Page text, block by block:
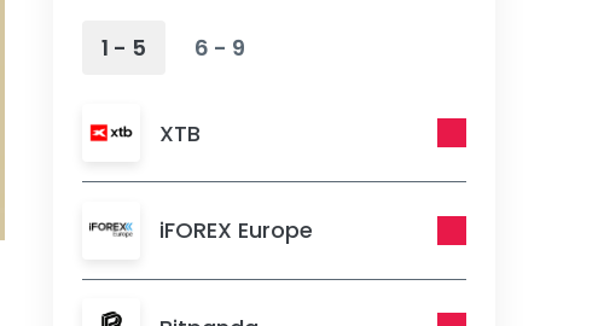
1 - 5 6 - 9
XTB
iFOREX Europe